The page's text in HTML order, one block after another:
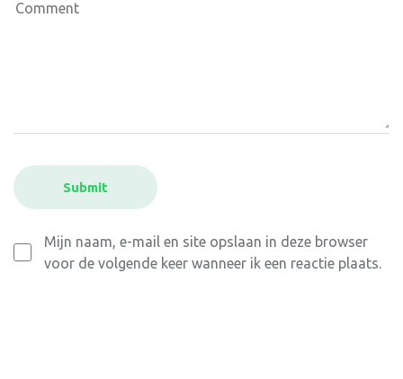
Mijn naam, e-mail en site opslaan in deze browser
voor de volgende keer wanneer ik een reactie plaats.